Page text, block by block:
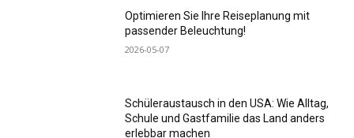
Optimieren Sie Ihre Reiseplanung mit
passender Beleuchtung!
2026-05-07
Schüleraustausch in den USA: Wie Alltag,
Schule und Gastfamilie das Land anders
erlebbar machen